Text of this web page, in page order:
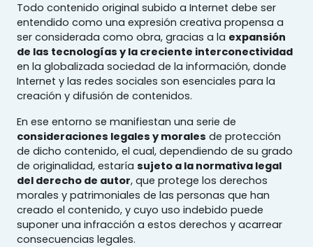
Todo contenido original subido a Internet debe ser
entendido como una expresión creativa propensa a
ser considerada como obra, gracias a la expansión
de las tecnologías y la creciente interconectividad
en la globalizada sociedad de la información, donde
Internet y las redes sociales son esenciales para la
creación y difusión de contenidos.
En ese entorno se manifiestan una serie de
consideraciones legales y morales de protección
de dicho contenido, el cual, dependiendo de su grado
de originalidad, estaría sujeto a la normativa legal
del derecho de autor, que protege los derechos
morales y patrimoniales de las personas que han
creado el contenido, y cuyo uso indebido puede
suponer una infracción a estos derechos y acarrear
consecuencias legales.